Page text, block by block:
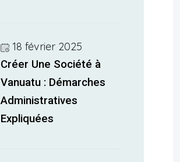
18 février 2025
Créer Une Société à
Vanuatu : Démarches
Administratives
Expliquées